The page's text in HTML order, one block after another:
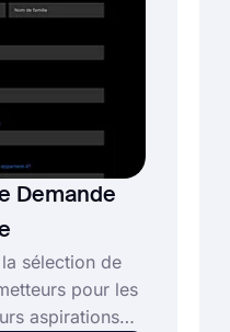
de formulaire
entièrement
pour vous
Demande
sélection de
pour les
aspirations